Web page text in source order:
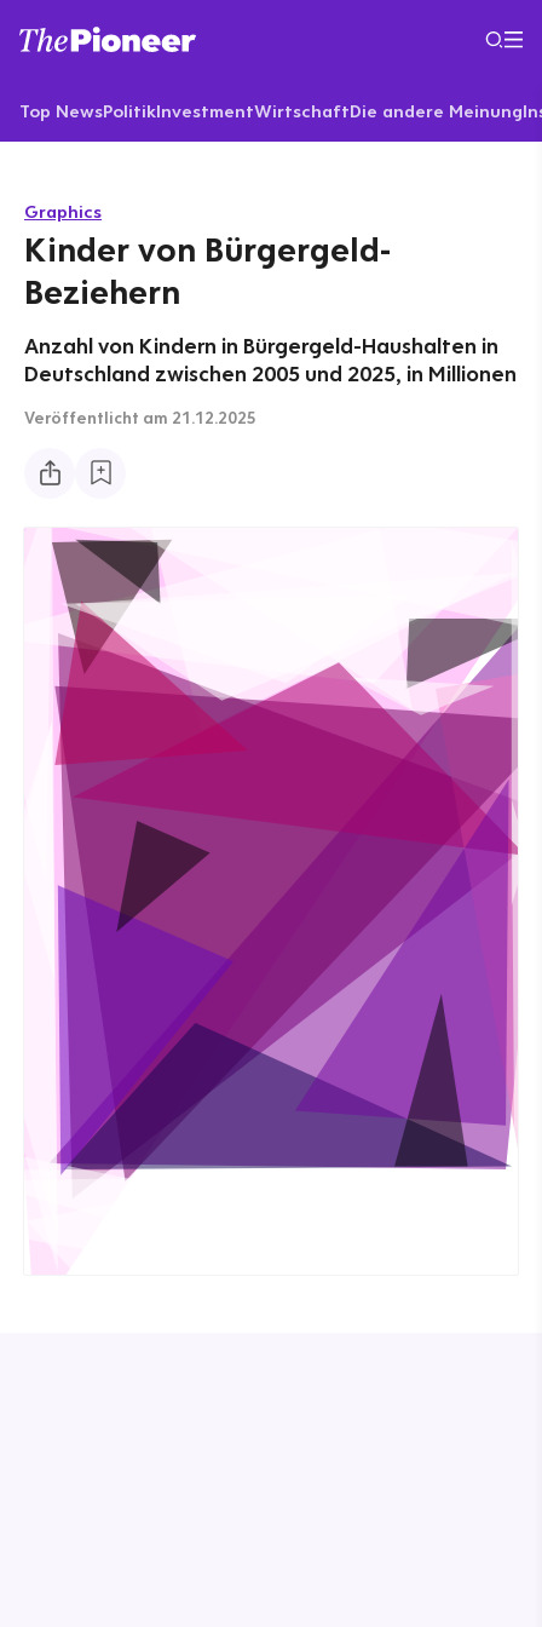
Top NewsPolitikInvestmentWirtschaftDie andere Meinung
Graphics
Kinder von Bürgergeld-
Beziehern
Anzahl von Kindern in Bürgergeld-Haushalten in
Deutschland zwischen 2005 und 2025, in Millionen
Veröffentlicht am 21.12.2025